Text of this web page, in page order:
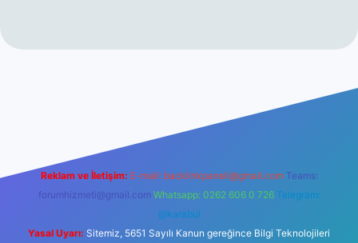
Reklam ve İletişim: E-mail: backlinkpaneli@gmail.com Teams:
forumhizmeti@gmail.com Whatsapp: 0262 606 0 726 Telegram:
@karabul
Yasal Uyarı: Sitemiz, 5651 Sayılı Kanun gereğince Bilgi Teknolojileri